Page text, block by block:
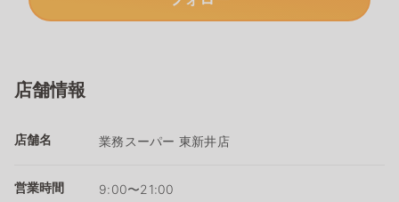
店舗情報
店舗名 業務スーパー 東新井店
営業時間 9:00〜21:00